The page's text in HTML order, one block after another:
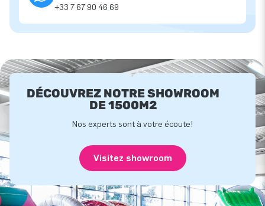
+33 7 67 90 46 69
DÉCOUVREZ NOTRE SHOWROOM
DE 1500M2
Nos experts sont à votre écoute!
Visitez showroom